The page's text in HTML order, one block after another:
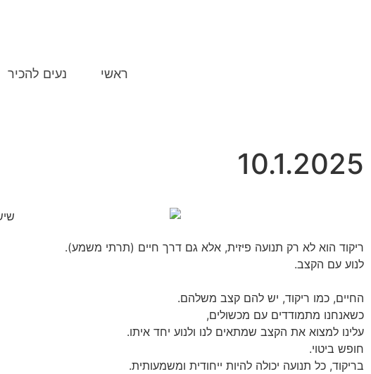
ראשי נעים להכיר
10.1.2025
ריקוד הוא לא רק תנועה פיזית, אלא גם דרך חיים (תרתי משמע).
לנוע עם הקצב.
החיים, כמו ריקוד, יש להם קצב משלהם.
כשאנחנו מתמודדים עם מכשולים,
עלינו למצוא את הקצב שמתאים לנו ולנוע יחד איתו.
חופש ביטוי.
בריקוד, כל תנועה יכולה להיות ייחודית ומשמעותית.